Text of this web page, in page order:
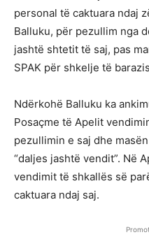
personal të caktuara ndaj
Balluku, për pezullim nga
jashtë shtetit të saj, pas
SPAK për shkelje të
Ndërkohë Balluku ka
Posaçme të Apelit
pezullimin e saj dhe
“daljes jashtë vendit”. Në
vendimit të shkallës së
caktuara ndaj saj.